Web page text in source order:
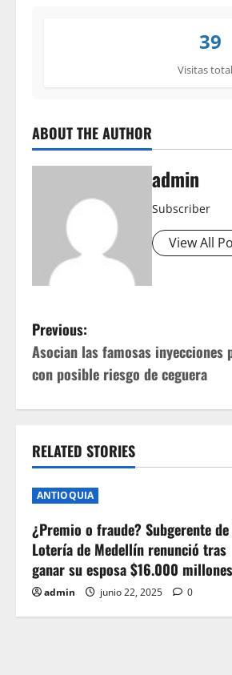
39
Visitas
ABOUT THE AUTHOR
admin
Subscriber
View All
P
o
s
n
a
v
i
g
Previous:
Asocian las famosas inyecciones
con posible riesgo de ceguera
RELATED STORIES
ANTIOQUIA
¿Premio o fraude? Subgerente
Lotería de Medellín renunció tras
ganar su esposa $16.000 millones
admin junio 22, 2025 0